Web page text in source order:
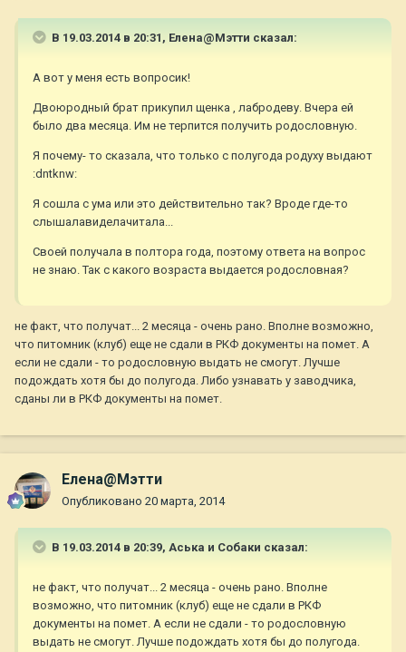
В 19.03.2014 в 20:31, Елена@Мэтти сказал:
А вот у меня есть вопросик!
Двоюродный брат прикупил щенка , лабродеву. Вчера ей
было два месяца. Им не терпится получить родословную.
Я почему- то сказала, что только с полугода родуху выдают
:dntknw:
Я сошла с ума или это действительно так? Вроде где-то
слышалавиделачитала...
Своей получала в полтора года, поэтому ответа на вопрос
не знаю. Так с какого возраста выдается родословная?
не факт, что получат... 2 месяца - очень рано. Вполне возможно,
что питомник (клуб) еще не сдали в РКФ документы на помет. А
если не сдали - то родословную выдать не смогут. Лучше
подождать хотя бы до полугода. Либо узнавать у заводчика,
сданы ли в РКФ документы на помет.
Елена@Мэтти
Опубликовано 20 марта, 2014
В 19.03.2014 в 20:39, Аська и Собаки сказал:
не факт, что получат... 2 месяца - очень рано. Вполне
возможно, что питомник (клуб) еще не сдали в РКФ
документы на помет. А если не сдали - то родословную
выдать не смогут. Лучше подождать хотя бы до полугода.